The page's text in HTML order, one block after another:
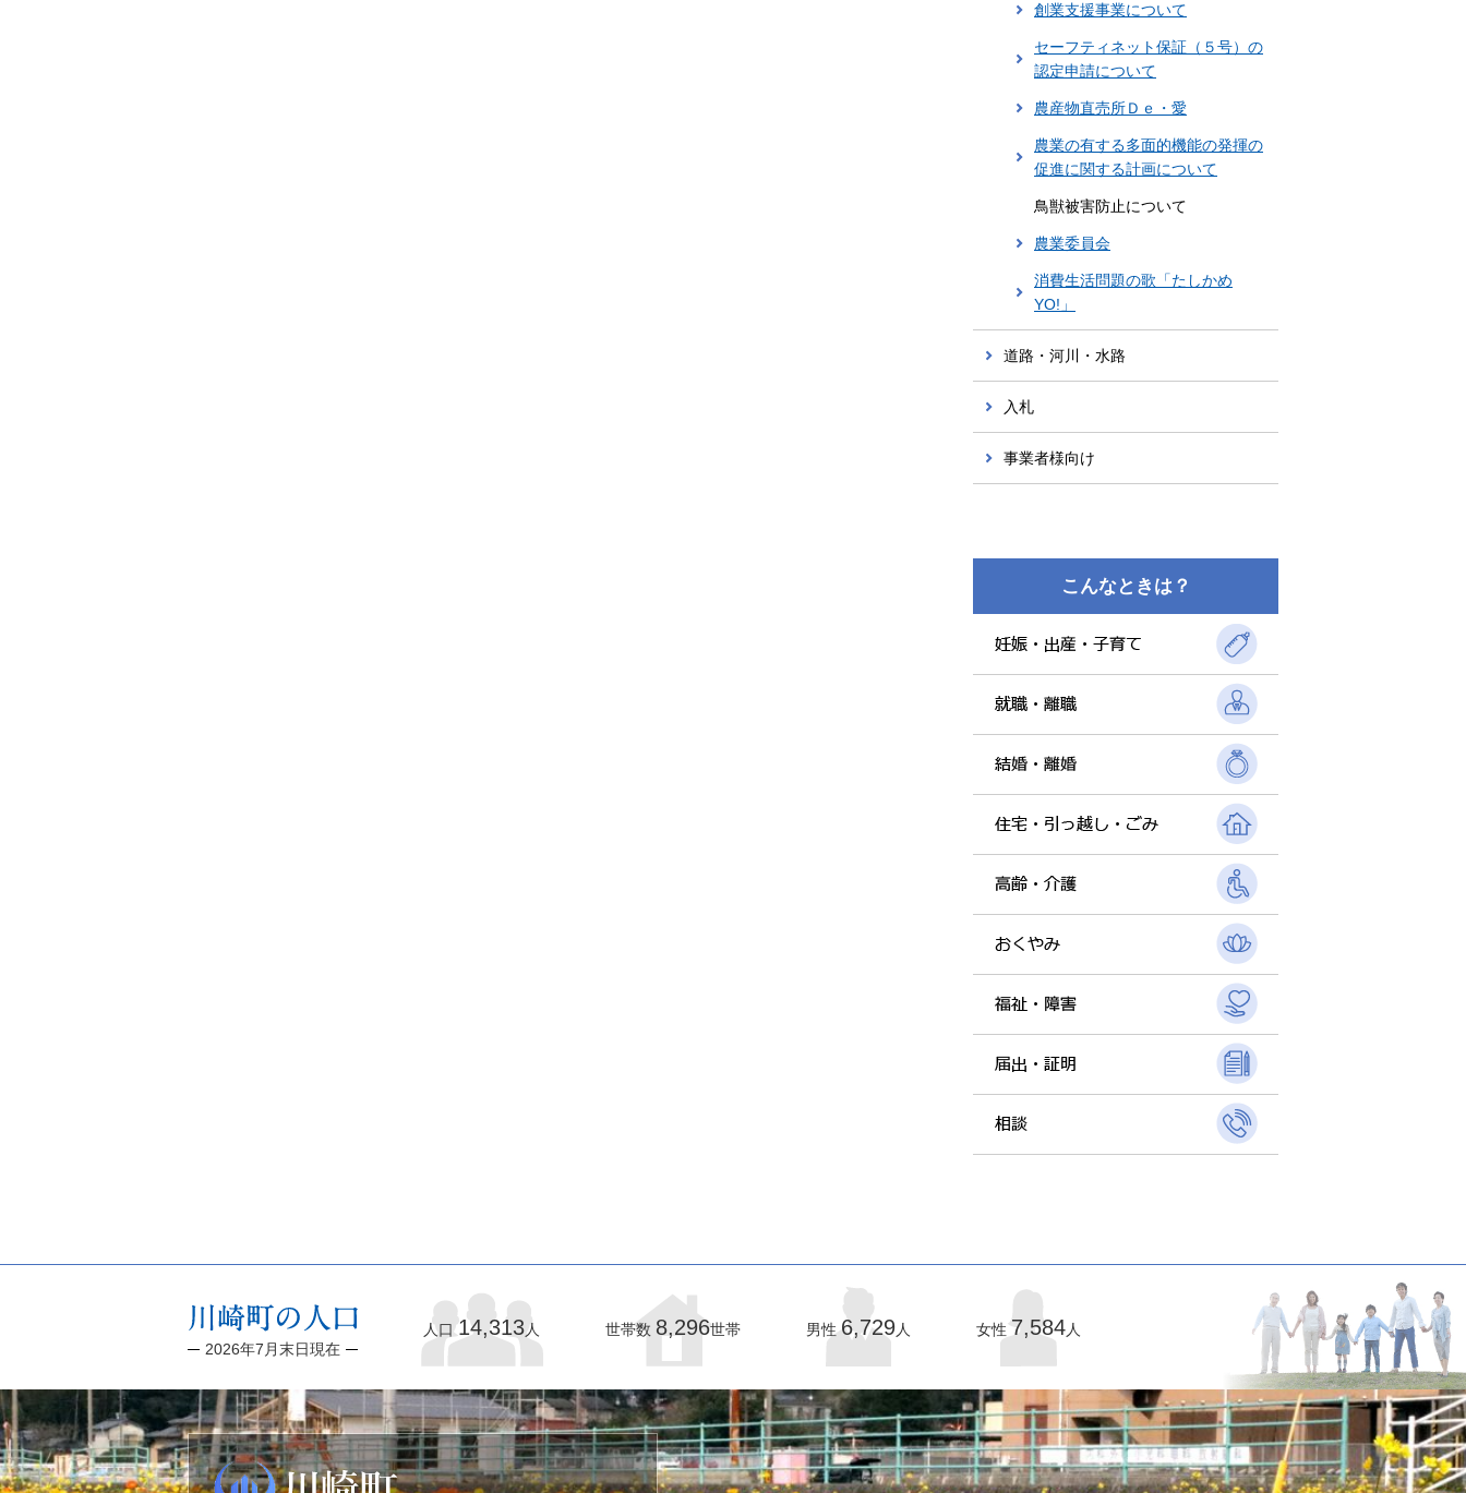
創業支援事業について
セーフティネット保証（５号）の
認定申請について
農産物直売所Ｄｅ・愛
農業の有する多面的機能の発揮の
促進に関する計画について
鳥獣被害防止について
農業委員会
消費生活問題の歌「たしかめ
YO!」
道路・河川・水路
入札
事業者様向け
こんなときは？
2026年7月末日現在
人口14,313人 世帯数 8,296世帯 男性6,729人 女性7,584人